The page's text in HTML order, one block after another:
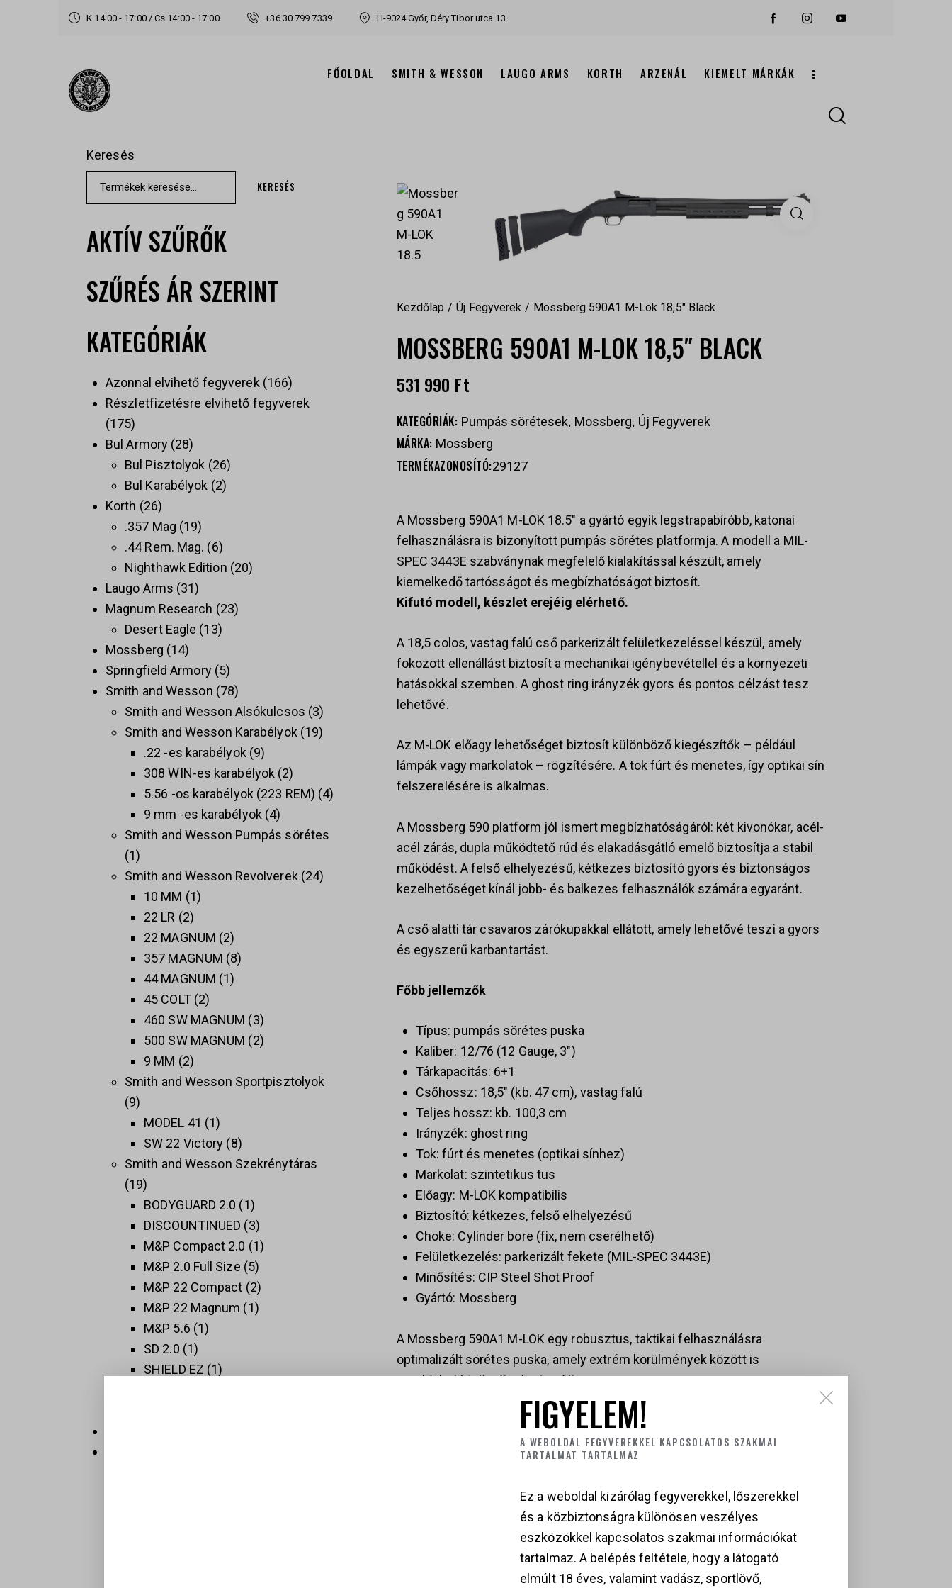
K 14:00 - 17:00 / Cs 14:00 - 17:00 +36 30 799 7339 H-9024 Győr, Déry Tibor utca 13.
FŐOLDAL SMITH & WESSON LAUGO ARMS KORTH ARZENÁL KIEMELT MÁRKÁK
Kezdőlap Új Fegyverek Mossberg 590A1 M-Lok 18,5″ Black
MOSSBERG 590A1 M-LOK 18,5″ BLACK
531 990 Ft
KATEGÓRIÁK: Pumpás sörétesek, Mossberg, Új Fegyverek
MÁRKA: Mossberg
TERMÉKAZONOSÍTÓ:29127
A Mossberg 590A1 M-LOK 18.5″ a gyártó egyik legstrapabíróbb, katonai
felhasználásra is bizonyított pumpás sörétes platformja. A modell a MIL-
SPEC 3443E szabványnak megfelelő kialakítással készült, amely
kiemelkedő tartósságot és megbízhatóságot biztosít.
Kifutó modell, készlet erejéig elérhető.
A 18,5 colos, vastag falú cső parkerizált felületkezeléssel készül, amely
fokozott ellenállást biztosít a mechanikai igénybevétellel és a környezeti
hatásokkal szemben. A ghost ring irányzék gyors és pontos célzást tesz
lehetővé.
Az M-LOK előagy lehetőséget biztosít különböző kiegészítők – például
lámpák vagy markolatok – rögzítésére. A tok fúrt és menetes, így optikai sín
felszerelésére is alkalmas.
A Mossberg 590 platform jól ismert megbízhatóságáról: két kivonókar, acél-
acél zárás, dupla működtető rúd és elakadásgátló emelő biztosítja a stabil
működést. A felső elhelyezésű, kétkezes biztosító gyors és biztonságos
kezelhetőséget kínál jobb- és balkezes felhasználók számára egyaránt.
A cső alatti tár csavaros zárókupakkal ellátott, amely lehetővé teszi a gyors
és egyszerű karbantartást.
Főbb jellemzők
Típus: pumpás sörétes puska
Kaliber: 12/76 (12 Gauge, 3″)
Tárkapacitás: 6+1
Csőhossz: 18,5″ (kb. 47 cm), vastag falú
Teljes hossz: kb. 100,3 cm
Irányzék: ghost ring
Tok: fúrt és menetes (optikai sínhez)
Markolat: szintetikus tus
Előagy: M-LOK kompatibilis
Biztosító: kétkezes, felső elhelyezésű
Choke: Cylinder bore (fix, nem cserélhető)
Felületkezelés: parkerizált fekete (MIL-SPEC 3443E)
Minősítés: CIP Steel Shot Proof
Gyártó: Mossberg
A Mossberg 590A1 M-LOK egy robusztus, taktikai felhasználásra
optimalizált sörétes puska, amely extrém körülmények között is
megbízható teljesítményt nyújt.
KAPCSOLÓDÓ TERMÉKEK
Keresés
KERESÉS
AKTÍV SZŰRŐK
SZŰRÉS ÁR SZERINT
KATEGÓRIÁK
Azonnal elvihető fegyverek 166
Részletfizetésre elvihető fegyverek
175
Bul Armory 28
Bul Pisztolyok 26
Bul Karabélyok 2
Korth 26
.357 Mag 19
.44 Rem. Mag.
6
Nighthawk Edition 20
Laugo Arms 31
Magnum Research 23
Desert Eagle 13
Mossberg 14
Springfield Armory 5
Smith and Wesson 78
Smith and Wesson Alsókulcsos 3
Smith and Wesson Karabélyok 19
.22 -es karabélyok 9
308 WIN-es karabélyok 2
5.56 -os karabélyok (223 REM) 4
9 mm -es karabélyok 4
Smith and Wesson Pumpás sörétes
1
Smith and Wesson Revolverek 24
10 MM 1
22 LR 2
22 MAGNUM 2
357 MAGNUM 8
44 MAGNUM 1
45 COLT 2
460 SW MAGNUM
3
500 SW MAGNUM
2
9 MM 2
Smith and Wesson Sportpisztolyok
9
MODEL 41
1
SW 22 Victory 8
Smith and Wesson Szekrénytáras
19
BODYGUARD 2.0
1
DISCOUNTINUED
3
M&P Compact 2.0 1
M&P 2.0 Full Size 5
M&P 22 Compact 2
M&P 22 Magnum
1
M&P 5.6 1
SD 2.0 1
SHIELD EZ 1
FIGYELEM!
A WEBOLDAL FEGYVEREKKEL KAPCSOLATOS SZAKMAI
TARTALMAT TARTALMAZ
Ez a weboldal kizárólag fegyverekkel, lőszerekkel
és a közbiztonságra különösen veszélyes
eszközökkel kapcsolatos szakmai információkat
tartalmaz. A belépés feltétele, hogy a látogató
elmúlt 18 éves, valamint vadász, sportlövő,